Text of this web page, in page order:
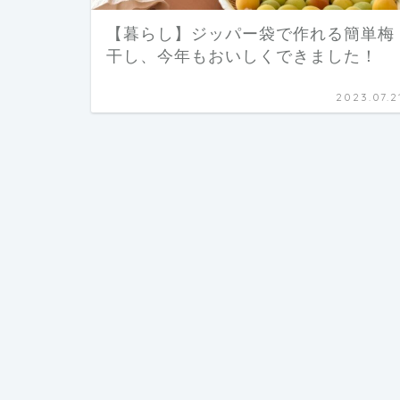
【暮らし】ジッパー袋で作れる簡単梅
干し、今年もおいしくできました！